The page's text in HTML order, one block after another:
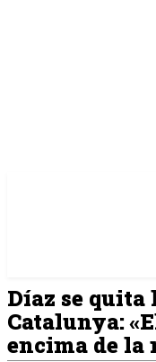
Díaz se quita
Catalunya:
encima de la